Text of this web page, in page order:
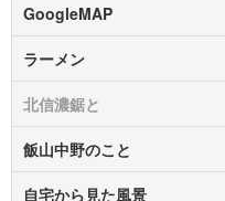
GoogleMAP
ラーメン
北信濃鋸と
飯山中野のこと
自宅から見た風景